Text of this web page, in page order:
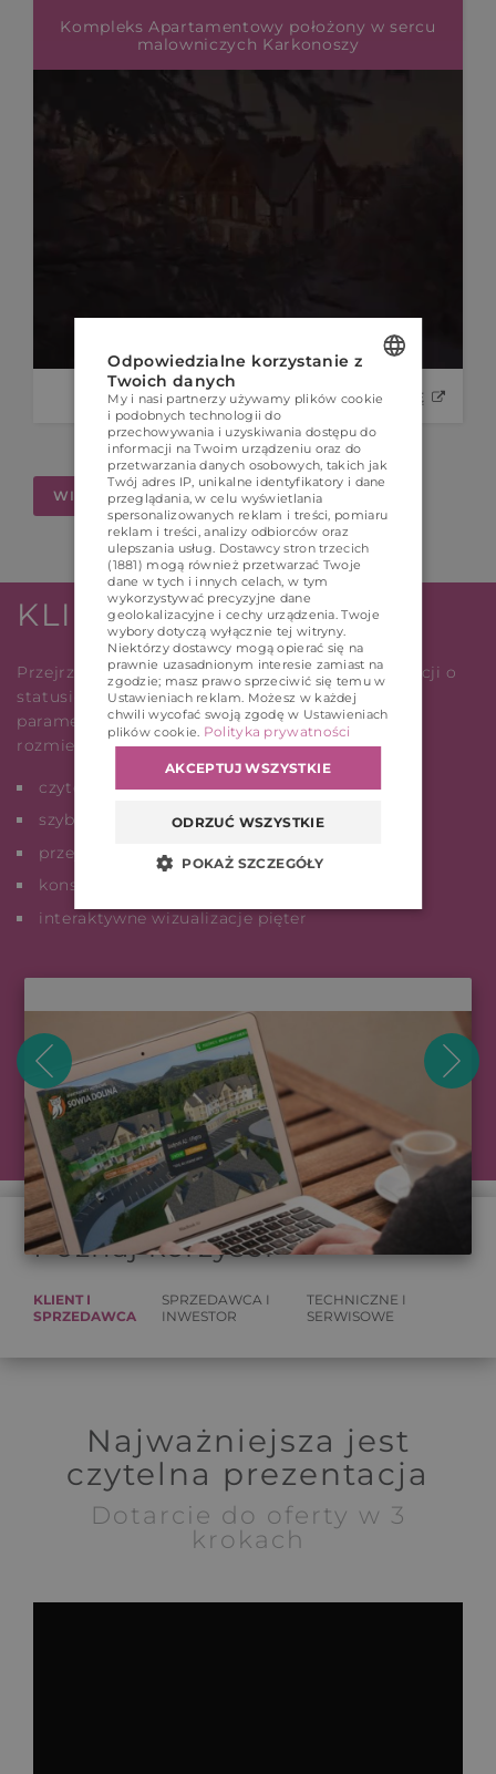
Kompleks Apartamentowy położony w sercu
malowniczych Karkonoszy
ZOBACZ STRONĘ
WIĘCEJ REALIZACJI
KLIENT I SPRZEDAWCA
Przejrzyste, proste i szybkie dotarcie do informacji o
statusie nieruchomości oraz jego dodatkowych
parametrach m.in. wielkość, cena, położenie,
rozmieszenie.
czytelny status dostępności
szybki dostęp do szczegółów
przejrzysta tabelka z wyliczeniami
konsekwentna kolorystka statusów
interaktywne wizualizacje pięter
Poznaj korzyści
KLIENT I
SPRZEDAWCA
SPRZEDAWCA I
INWESTOR
TECHNICZNE I
SERWISOWE
Najważniejsza jest
czytelna prezentacja
Dotarcie do oferty w 3
krokach
POLISH
ENGLISH
GERMAN
CZECH
Odpowiedzialne korzystanie z
Twoich danych
My i nasi partnerzy używamy plików cookie
i podobnych technologii do
przechowywania i uzyskiwania dostępu do
informacji na Twoim urządzeniu oraz do
przetwarzania danych osobowych, takich jak
Twój adres IP, unikalne identyfikatory i dane
przeglądania, w celu wyświetlania
spersonalizowanych reklam i treści, pomiaru
reklam i treści, analizy odbiorców oraz
ulepszania usług. Dostawcy stron trzecich
(1881) mogą również przetwarzać Twoje
dane w tych i innych celach, w tym
wykorzystywać precyzyjne dane
geolokalizacyjne i cechy urządzenia. Twoje
wybory dotyczą wyłącznie tej witryny.
Niektórzy dostawcy mogą opierać się na
prawnie uzasadnionym interesie zamiast na
zgodzie; masz prawo sprzeciwić się temu w
Ustawieniach reklam . Możesz w każdej
chwili wycofać swoją zgodę w Ustawieniach
plików cookie Polityka prywatności
AKCEPTUJ WSZYSTKIE
ODRZUĆ WSZYSTKIE
POKAŻ SZCZEGÓŁY